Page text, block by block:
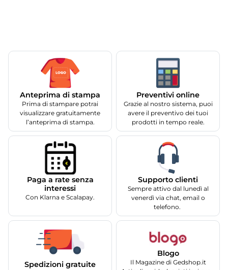
Anteprima di stampa
Prima di stampare potrai
visualizzare gratuitamente
l’anteprima di stampa.
Preventivi online
Grazie al nostro sistema, puoi
avere il preventivo dei tuoi
prodotti in tempo reale.
Paga a rate senza
interessi
Con Klarna e Scalapay.
Supporto clienti
Sempre attivo dal lunedì al
venerdì via chat, email o
telefono.
Spedizioni gratuite
Blogo
Il Magazine di Gedshop.it